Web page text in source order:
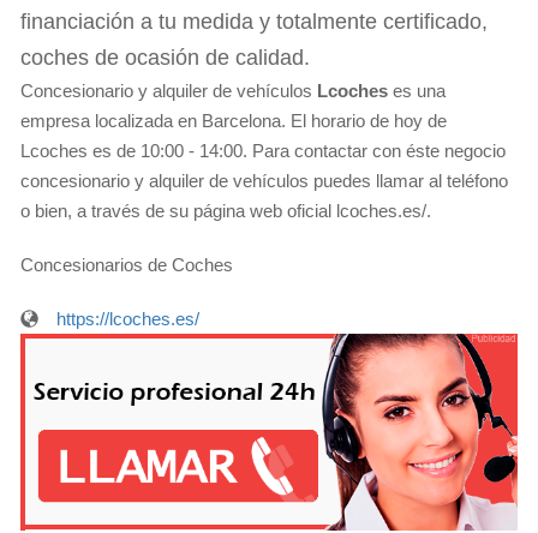
financiación a tu medida y totalmente certificado,
coches de ocasión de calidad.
Concesionario y alquiler de vehículos Lcoches es una
empresa localizada en Barcelona. El horario de hoy de
Lcoches es de 10:00 - 14:00. Para contactar con éste negocio
concesionario y alquiler de vehículos puedes llamar al teléfono
o bien, a través de su página web oficial lcoches.es/.
Concesionarios de Coches
https://lcoches.es/